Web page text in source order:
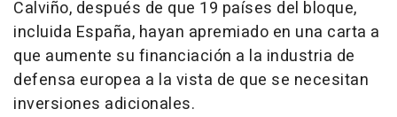
Calviño, después de que 19 países del bloque,
incluida España, hayan apremiado en una carta a
que aumente su financiación a la industria de
defensa europea a la vista de que se necesitan
inversiones adicionales.